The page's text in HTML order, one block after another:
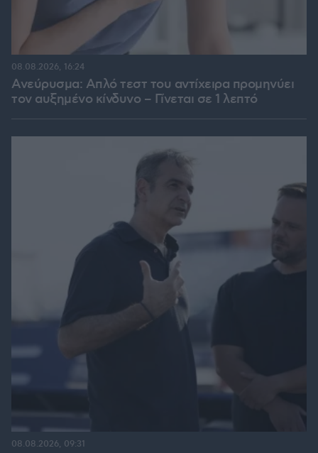
Ανεύρυσμα: Απλό τεστ του αντίχειρα προμηνύει
τον αυξημένο κίνδυνο – Γίνεται σε 1 λεπτό
08.08.2026, 16:24
08.08.2026, 09:31